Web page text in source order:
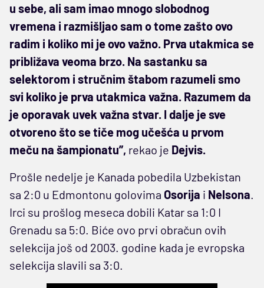
u sebe, ali sam imao mnogo slobodnog
vremena i razmišljao sam o tome zašto ovo
radim i koliko mi je ovo važno. Prva utakmica se
približava veoma brzo. Na sastanku sa
selektorom i stručnim štabom razumeli smo
svi koliko je prva utakmica važna. Razumem da
je oporavak uvek važna stvar. I dalje je sve
otvoreno što se tiče mog učešća u prvom
meču na šampionatu”, rekao je Dejvis.
Prošle nedelje je Kanada pobedila Uzbekistan
sa 2:0 u Edmontonu golovima Osorija i Nelsona.
Irci su prošlog meseca dobili Katar sa 1:0 I
Grenadu sa 5:0. Biće ovo prvi obračun ovih
selekcija još od 2003. godine kada je evropska
selekcija slavili sa 3:0.